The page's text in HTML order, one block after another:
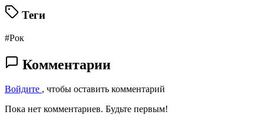
Теги
#Рок
Комментарии
Войдите , чтобы оставить комментарий
Пока нет комментариев. Будьте первым!